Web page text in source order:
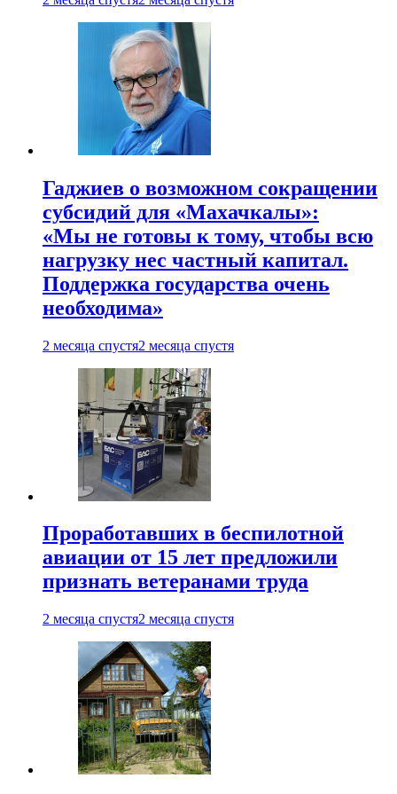
Гаджиев о возможном сокращении
субсидий для «Махачкалы»:
«Мы не готовы к тому, чтобы всю
нагрузку нес частный капитал.
Поддержка государства очень
необходима»
2 месяца спустя2 месяца спустя
Проработавших в беспилотной
авиации от 15 лет предложили
признать ветеранами труда
2 месяца спустя2 месяца спустя